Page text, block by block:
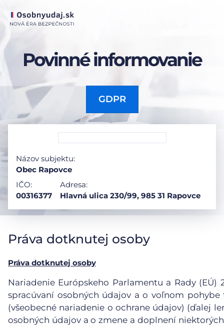
Povinné informovanie
GDPR
Názov subjektu:
Obec Rapovce
IČO:
00316377
Adresa:
Hlavná ulica 230/99, 985 31 Rapovce
Práva dotknutej osoby
Práva dotknutej osoby
Nariadenie Európskeho Parlamentu a Rady (EÚ)
spracúvaní osobných údajov a o voľnom
(všeobecné nariadenie o ochrane údajov) (ďalej
osobných údajov a o zmene a doplnení